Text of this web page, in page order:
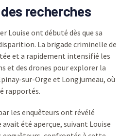
recherches
Louise ont débuté dès que sa
La brigade criminelle de
et a rapidement intensifié les
et des drones pour explorer la
sur-Orge et Longjumeau, où
rapportés.
les enquêteurs ont révélé
été aperçue, suivant Louise